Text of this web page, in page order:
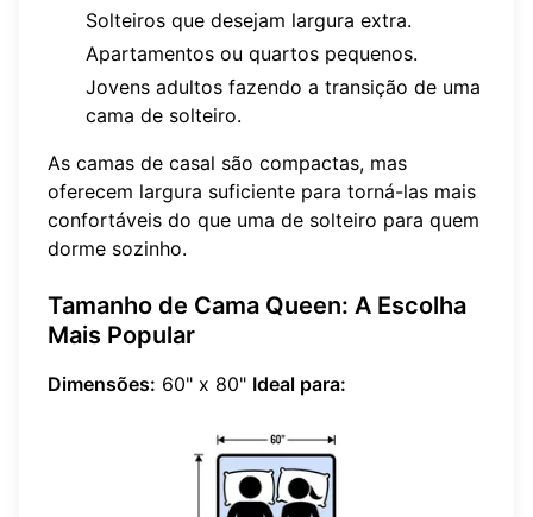
Solteiros que desejam largura extra.
Apartamentos ou quartos pequenos.
Jovens adultos fazendo a transição de uma
cama de solteiro.
As camas de casal são compactas, mas
oferecem largura suficiente para torná-las mais
confortáveis do que uma de solteiro para quem
dorme sozinho.
Tamanho de Cama Queen: A Escolha
Mais Popular
Dimensões: 60" x 80" Ideal para: